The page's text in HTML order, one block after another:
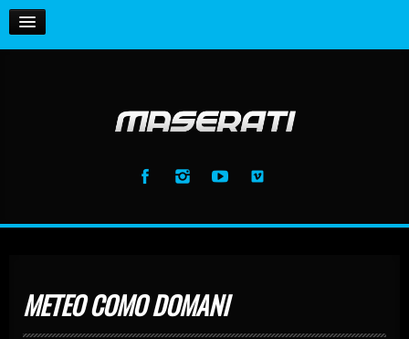
La Vida Loca (feat. BS) [Radio Edit]
Maserati
Anthem (Extended Mix)
METEO COMO DOMANI